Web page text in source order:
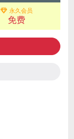
永久会员
免费